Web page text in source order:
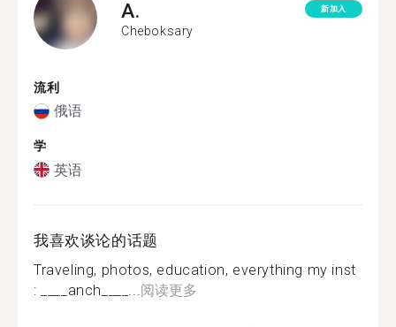
A.
Cheboksary
新加入
流利
俄语
学
英语
我喜欢谈论的话题
Traveling, photos, education, everything my inst
: ____anch____... 阅读更多